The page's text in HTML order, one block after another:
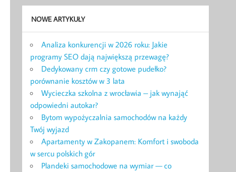
NOWE ARTYKUŁY
Analiza konkurencji w 2026 roku: Jakie
programy SEO dają największą przewagę?
Dedykowany crm czy gotowe pudełko?
porównanie kosztów w 3 lata
Wycieczka szkolna z wrocławia – jak wynająć
odpowiedni autokar?
Bytom wypożyczalnia samochodów na każdy
Twój wyjazd
Apartamenty w Zakopanem: Komfort i swoboda
w sercu polskich gór
Plandeki samochodowe na wymiar — co